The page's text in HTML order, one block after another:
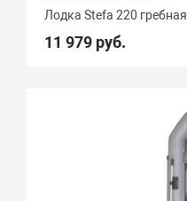
Лодка Stefa 220 гребная
11 979 руб.